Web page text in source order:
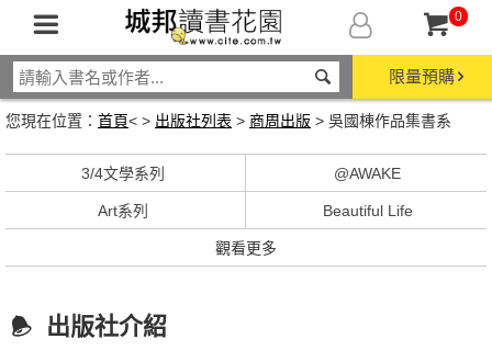
0
限量預購
您現在位置： 首頁< > 出版社列表 > 商周出版 > 吳國棟作品集書系
3/4文學系列 @AWAKE
Art系列 Beautiful Life
觀看更多
出版社介紹